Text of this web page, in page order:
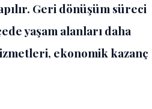
Geri dönüşüm süreci
yaşam alanları daha
ekonomik kazanç